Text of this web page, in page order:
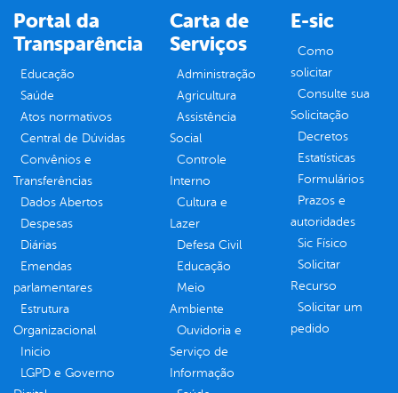
Portal da
Transparência
Educação
Saúde
Atos normativos
Central de Dúvidas
Convênios e
Transferências
Dados Abertos
Despesas
Diárias
Emendas
parlamentares
Estrutura
Organizacional
Inicio
LGPD e Governo
Carta de
Serviços
Administração
Agricultura
Assistência
Social
Controle
Interno
Cultura e
Lazer
Defesa Civil
Educação
Meio
Ambiente
Ouvidoria e
Serviço de
Informação
E-sic
Como
solicitar
Consulte sua
Solicitação
Decretos
Estatísticas
Formulários
Prazos e
autoridades
Sic Físico
Solicitar
Recurso
Solicitar um
pedido